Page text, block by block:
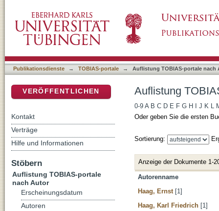
Publikationsdienste → TOBIAS-portale → Auflistung TOBIAS-portale nach
Auflistung
0-9 A B C D E F G H J K L
Oder geben Sie die ersten
Sortierung:
Anzeige der Dokumente 1-
Autorenname
Haag, Ernst [1]
Haag, Karl Friedrich [1]
VERÖFFENTLICHEN
Kontakt
Verträge
Hilfe und Informationen
Stöbern
Auflistung TOBIAS-portale
nach Autor
Erscheinungsdatum
Autoren